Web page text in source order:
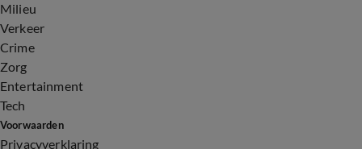
Milieu
Verkeer
Crime
Zorg
Entertainment
Tech
Voorwaarden
Privacyverklaring